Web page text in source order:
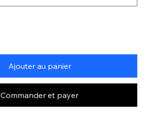
Ajouter au panier
Commander et payer